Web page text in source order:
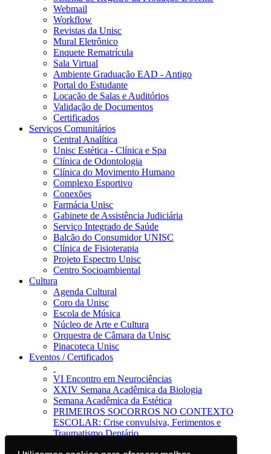
Webmail
Workflow
Revistas da Unisc
Mural Eletrônico
Enquete Rematrícula
Sala Virtual
Ambiente Graduação EAD - Antigo
Portal do Estudante
Locação de Salas e Auditórios
Validação de Documentos
Certificados
Serviços Comunitários
Central Analítica
Unisc Estética - Clínica e Spa
Clínica de Odontologia
Clínica do Movimento Humano
Complexo Esportivo
Conexões
Farmácia Unisc
Gabinete de Assistência Judiciária
Serviço Integrado de Saúde
Balcão do Consumidor UNISC
Clínica de Fisioterapia
Projeto Espectro Unisc
Centro Socioambiental
Cultura
Agenda Cultural
Coro da Unisc
Escola de Música
Núcleo de Arte e Cultura
Orquestra de Câmara da Unisc
Pinacoteca Unisc
Eventos / Certificados
VI Encontro em Neurociências
XXIV Semana Acadêmica da Biologia
Semana Acadêmica da Estética
PRIMEIROS SOCORROS NO CONTEXTO
ESCOLAR: Crise convulsiva, Ferimentos e
Traumatismo Dentário